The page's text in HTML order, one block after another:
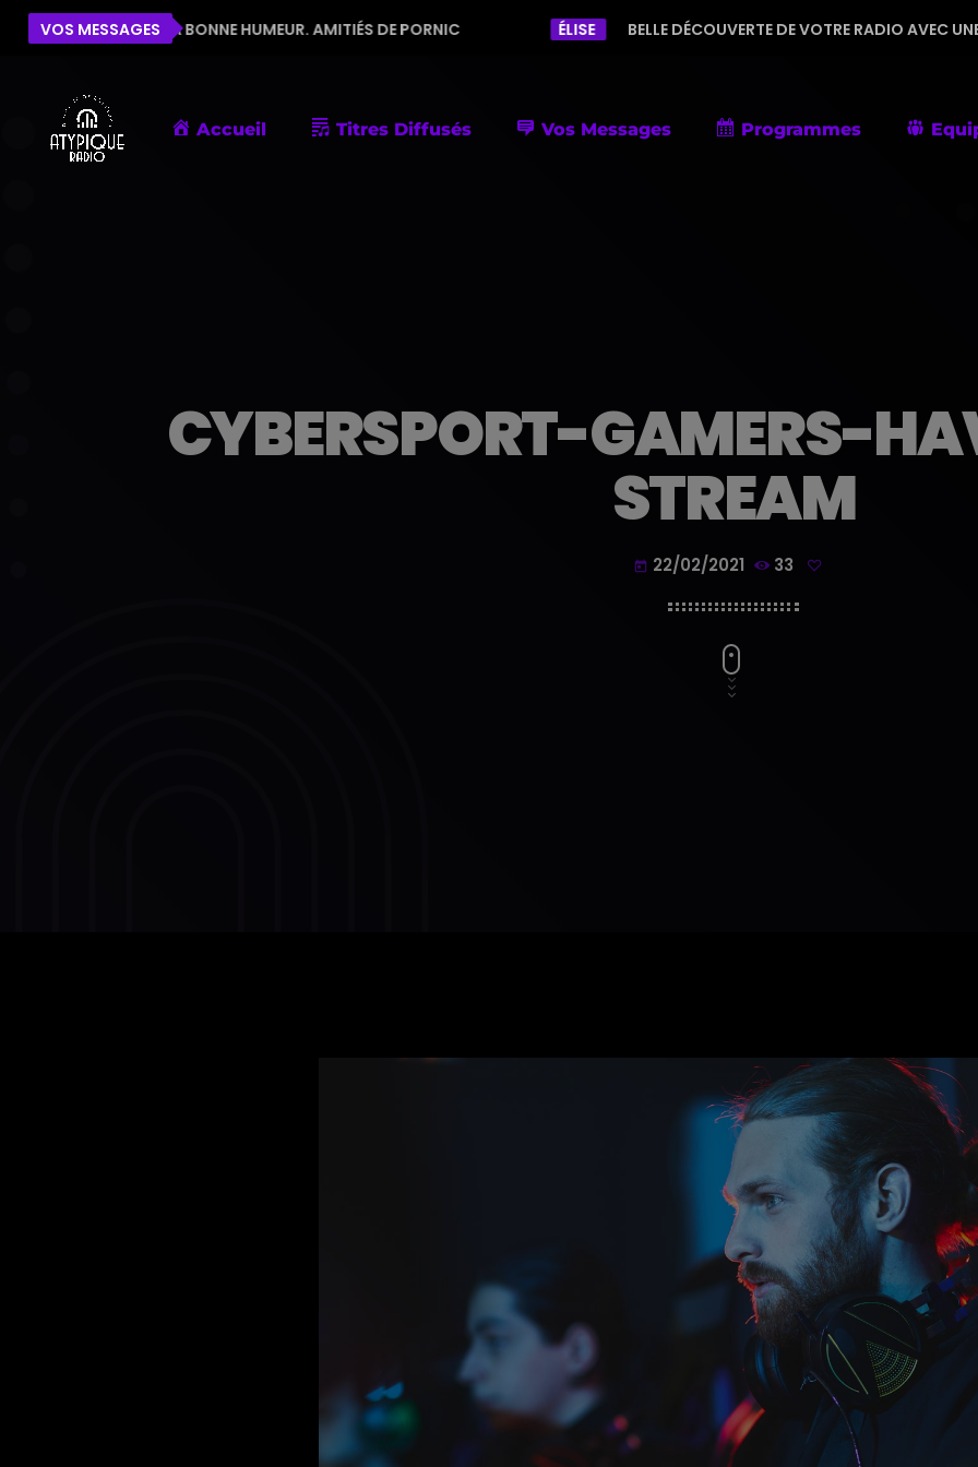
VOS MESSAGES
POUR LA BONNE HUMEUR. AMITIÉS DE PORNIC ÉLISE BELLE DÉCOUVERTE DE VOTRE RADIO AVEC UNE
Accueil Titres Diffusés Vos Messages Programmes
CYBERSPORT-GAMERS-
STREAM
today 22/02/2021 33